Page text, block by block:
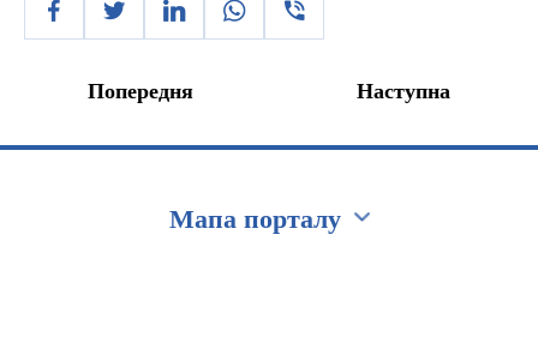
Попередня Наступна
Мапа порталу